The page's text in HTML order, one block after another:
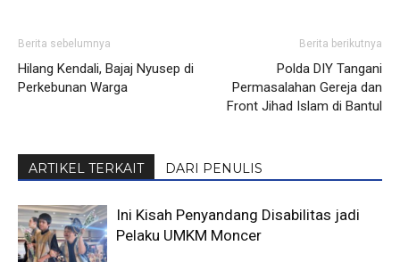
Berita sebelumnya
Hilang Kendali, Bajaj Nyusep di
Perkebunan Warga
Berita berikutnya
Polda DIY Tangani
Permasalahan Gereja dan
Front Jihad Islam di Bantul
ARTIKEL TERKAIT DARI PENULIS
Ini Kisah Penyandang Disabilitas jadi
Pelaku UMKM Moncer